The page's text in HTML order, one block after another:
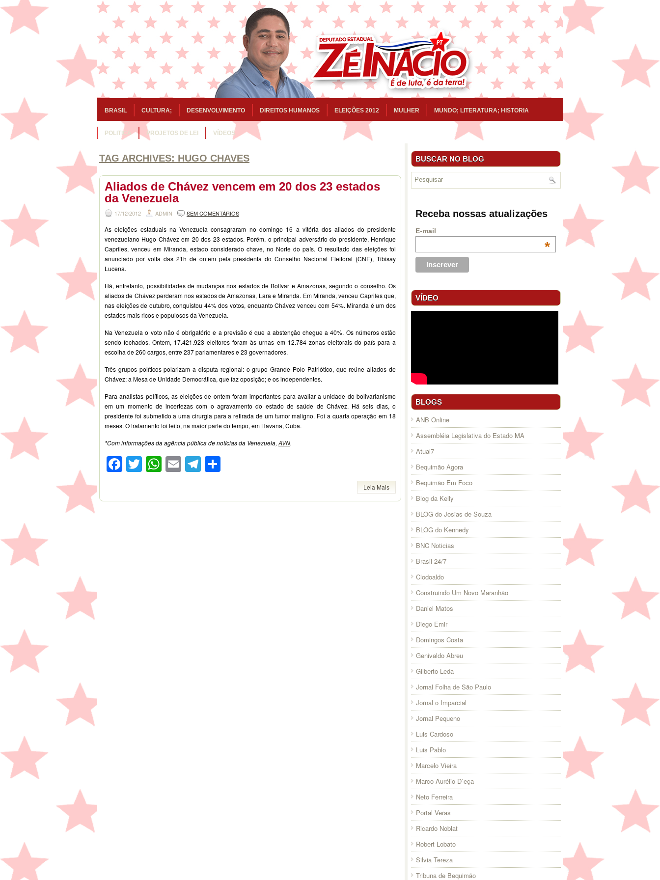
BRASIL CULTURA; DESENVOLVIMENTO DIREITOS HUMANOS ELEIÇÕES 2012 MULHER MUNDO; LITERATURA; HISTORIA
POLITICA PROJETOS DE LEI VÍDEOS
TAG ARCHIVES: HUGO CHAVES
Aliados de Chávez vencem em 20 dos 23 estados
da Venezuela
17/12/2012 ADMIN SEM COMENTÁRIOS
As eleições estaduais na Venezuela consagraram no domingo 16 a vitória dos aliados do presidente
venezuelano Hugo Chávez em 20 dos 23 estados. Porém, o principal adversário do presidente, Henrique
Capriles, venceu em Miranda, estado considerado chave, no Norte do país. O resultado das eleições foi
anunciado por volta das 21h de ontem pela presidenta do Conselho Nacional Eleitoral (CNE), Tibisay
Lucena.
Há, entretanto, possibilidades de mudanças nos estados de Bolívar e Amazonas, segundo o conselho. Os
aliados de Chávez perderam nos estados de Amazonas, Lara e Miranda. Em Miranda, venceu Capriles que,
nas eleições de outubro, conquistou 44% dos votos, enquanto Chávez venceu com 54%. Miranda é um dos
estados mais ricos e populosos da Venezuela.
Na Venezuela o voto não é obrigatório e a previsão é que a abstenção chegue a 40%. Os números estão
sendo fechados. Ontem, 17.421.923 eleitores foram às urnas em 12.784 zonas eleitorais do país para a
escolha de 260 cargos, entre 237 parlamentares e 23 governadores.
Três grupos políticos polarizam a disputa regional: o grupo Grande Polo Patriótico, que reúne aliados de
Chávez; a Mesa de Unidade Democrática, que faz oposição; e os independentes.
Para analistas políticos, as eleições de ontem foram importantes para avaliar a unidade do bolivarianismo
em um momento de incertezas com o agravamento do estado de saúde de Chávez. Há seis dias, o
presidente foi submetido a uma cirurgia para a retirada de um tumor maligno. Foi a quarta operação em 18
meses. O tratamento foi feito, na maior parte do tempo, em Havana, Cuba.
*Com informações da agência pública de notícias da Venezuela, AVN.
Facebook
Twitter
WhatsApp
EmailTelegram
Leia Mais
BUSCAR NO BLOG
Receba nossas atualizações
E-mail
*
VÍDEO
BLOGS
ANB Online
Assembléia Legislativa do Estado MA
Atual7
Bequimão Agora
Bequimão Em Foco
Blog da Kelly
BLOG do Josias de Souza
BLOG do Kennedy
BNC Noticias
Brasil 24/7
Clodoaldo
Construindo Um Novo Maranhão
Daniel Matos
Diego Emir
Domingos Costa
Genivaldo Abreu
Gilberto Leda
Jornal Folha de São Paulo
Jornal o Imparcial
Jornal Pequeno
Luis Cardoso
Luis Pablo
Marcelo Vieira
Marco Aurélio D`eça
Neto Ferreira
Portal Veras
Ricardo Noblat
Robert Lobato
Silvia Tereza
Tribuna de Bequimão